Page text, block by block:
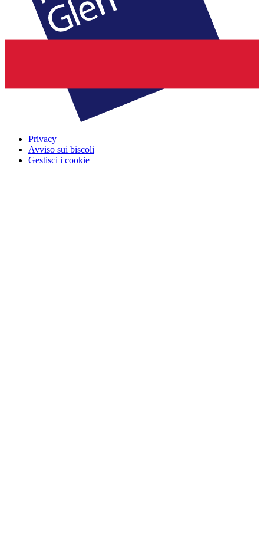
Privacy
Avviso sui biscoli
Gestisci i cookie